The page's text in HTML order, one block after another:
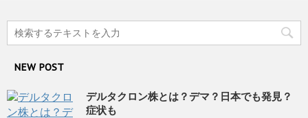
NEW POST
デルタクロン株とは？デマ？日本でも発見？
症状も